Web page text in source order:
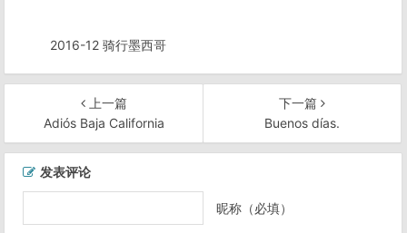
2016-12 骑行墨西哥
上一篇
Adiós Baja California
下一篇
Buenos días.
发表评论
昵称（必填）